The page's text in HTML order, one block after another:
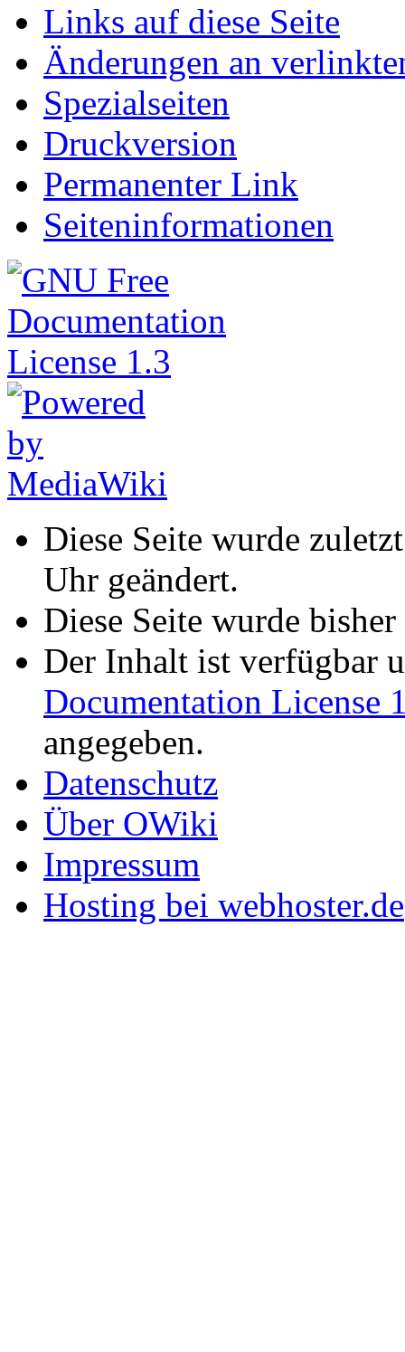
Links auf diese Seite
Änderungen an
Spezialseiten
Druckversion
Permanenter Link
Seiteninformationen
Diese Seite wurde
Uhr geändert.
Diese Seite wurde
Der Inhalt ist verfügbar
Documentation License
angegeben.
Datenschutz
Über OWiki
Impressum
Hosting bei webhoster.de